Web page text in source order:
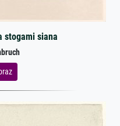
stogami siana